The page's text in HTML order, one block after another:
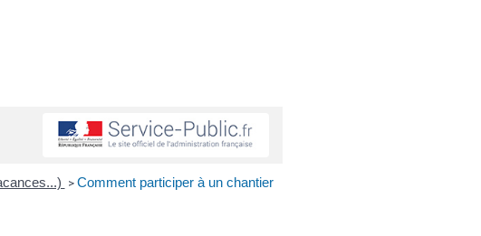
> Comment participer à un chantier